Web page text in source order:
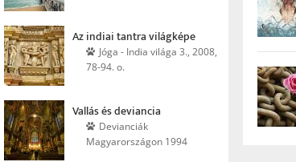
Az indiai tantra világképe
Jóga - India világa 3., 2008,
78-94. o.
Vallás és deviancia
Devianciák
Magyarországon 1994